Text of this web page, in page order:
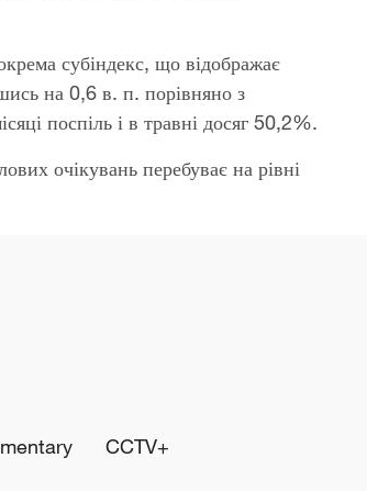
субіндекс, що відображає
на 0,6 в. п. порівняно з
поспіль і в травні досяг 50,2%.
очікувань перебуває на рівні
CCTV+